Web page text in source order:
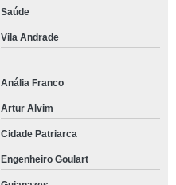
Saúde
Vila Andrade
Anália Franco
Artur Alvim
Cidade Patriarca
Engenheiro Goulart